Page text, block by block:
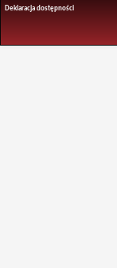
Deklaracja dostępności